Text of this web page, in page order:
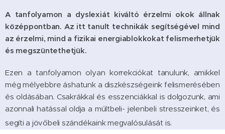
A tanfolyamon a dyslexiát kiváltó érzelmi okok állnak
középpontban. Az itt tanult technikák segítségével mind
az érzelmi, mind a fizikai energiablokkokat felismerhetjük
és megszüntethetjük.
Ezen a tanfolyamon olyan korrekciókat tanulunk, amikkel
még mélyebbre áshatunk a diszkészségeink felismerésében
és oldásában. Csakrákkal és esszenciákkal is dolgozunk, ami
azonnali hatással oldja a múltbeli- jelenbeli stresszeinket, és
segíti a jövőbeli szándékaink megvalósulását is.